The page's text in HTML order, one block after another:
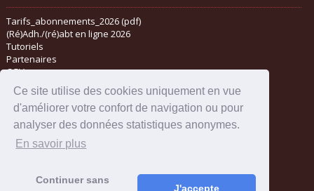
Ce site utilise des cookies uniquement en vue
d'améliorer votre confort de navigation ou pour
analyser des données statistiques anonymes.
En savoir plus
Continuer sans
J'accepte
Tarifs_abonnements_2026 (pdf)
(Ré)Adh./(ré)abt en ligne 2026
Tutoriels
Partenaires
CGV